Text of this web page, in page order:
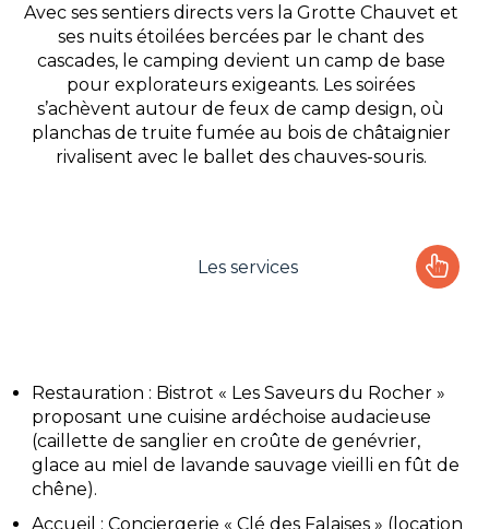
Avec ses sentiers directs vers la Grotte Chauvet et
ses nuits étoilées bercées par le chant des
cascades, le camping devient un camp de base
pour explorateurs exigeants. Les soirées
s’achèvent autour de feux de camp design, où
planchas de truite fumée au bois de châtaignier
rivalisent avec le ballet des chauves-souris.
Les services
Les activités
Restauration : Bistrot « Les Saveurs du Rocher »
proposant une cuisine ardéchoise audacieuse
(caillette de sanglier en croûte de genévrier,
glace au miel de lavande sauvage vieilli en fût de
chêne).
Accueil : Conciergerie « Clé des Falaises » (location